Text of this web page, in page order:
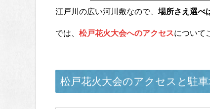
江戸川の広い河川敷なので、 場所さえ選べ
では、 松戸花火大会へのアクセスについて
松戸花火大会のアクセスと駐